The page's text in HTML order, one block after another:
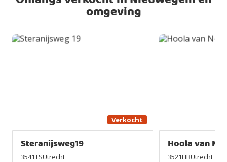
omgeving
Verkocht
Steranijsweg19
3541TSUtrecht
Hoola van
3521HBUtrecht